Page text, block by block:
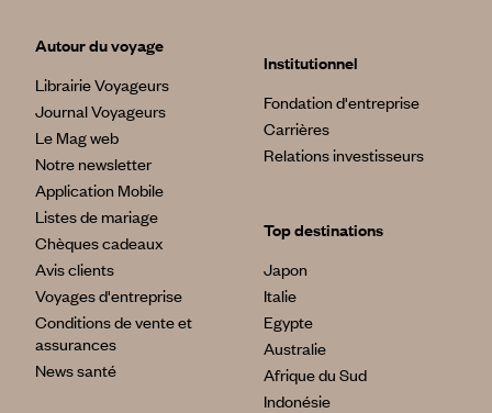
Autour du voyage
Librairie Voyageurs
Journal Voyageurs
Le Mag web
Notre newsletter
Application Mobile
Listes de mariage
Chèques cadeaux
Avis clients
Voyages d'entreprise
Conditions de vente et
assurances
News santé
Institutionnel
Fondation d'entreprise
Carrières
Relations investisseurs
Top destinations
Japon
Italie
Egypte
Australie
Afrique du Sud
Indonésie